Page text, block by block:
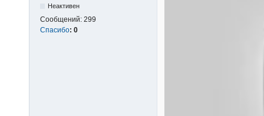
Неактивен
Сообщений: 299
Спасибо: 0